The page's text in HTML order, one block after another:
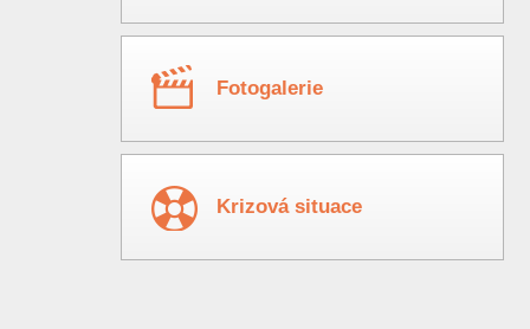
Fotogalerie
Krizová situace